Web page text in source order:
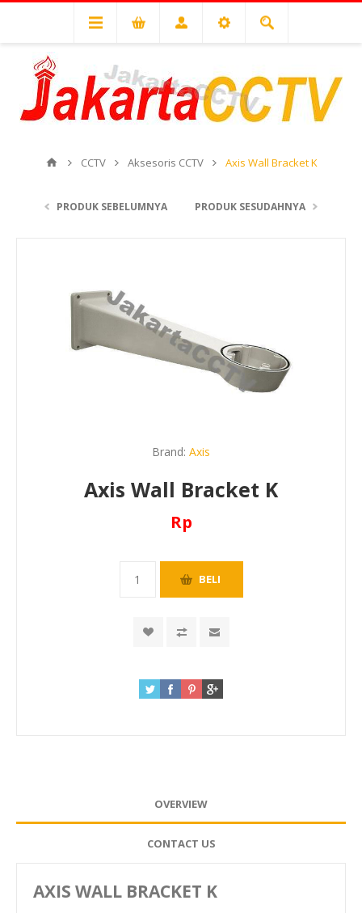
CCTV Aksesoris CCTV Axis Wall Bracket K
PRODUK SEBELUMNYA PRODUK SESUDAHNYA
Brand: Axis
Axis Wall Bracket K
Rp
OVERVIEW
CONTACT US
AXIS WALL BRACKET K